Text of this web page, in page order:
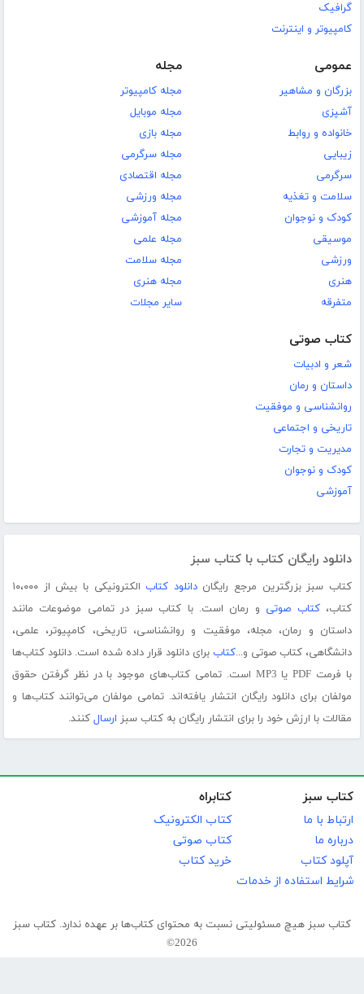
گرافیک
کامپیوتر و اینترنت
عمومی
بزرگان و مشاهیر
آشپزی
خانواده و روابط
زیبایی
سرگرمی
سلامت و تغذیه
کودک و نوجوان
موسیقی
ورزشی
هنری
متفرقه
مجله
مجله کامپیوتر
مجله موبایل
مجله بازی
مجله سرگرمی
مجله اقتصادی
مجله ورزشی
مجله آموزشی
مجله علمی
مجله سلامت
مجله هنری
سایر مجلات
کتاب صوتی
شعر و ادبیات
داستان و رمان
روانشناسی و موفقیت
تاریخی و اجتماعی
مدیریت و تجارت
کودک و نوجوان
آموزشی
دانلود رایگان کتاب با کتاب سبز
کتاب سبز بزرگترین مرجع رایگاندانلود کتاب
الکترونیکی با بیش از ۱۰،۰۰۰
کتاب،کتاب صوتی و رمان است. با کتاب سبز در تمامی موضوعات مانند
داستان و رمان، مجله، موفقیت و روانشناسی، تاریخی، کامپیوتر، علمی،
دانشگاهی، کتاب صوتی و...کتاب برای دانلود قرار داده شده است. دانلود کتاب‌ها
با فرمت PDF یا MP3 است. تمامی کتاب‌های موجود با در نظر گرفتن حقوق
مولفان برای دانلود رایگان انتشار یافته‌اند. تمامی مولفان می‌توانند کتاب‌ها و
مقالات با ارزش خود را برای انتشار رایگان به کتاب سبز ارسال کنند.
کتاب سبز
ارتباط با ما
درباره ما
آپلود کتاب
شرایط استفاده از خدمات
کتابراه
کتاب الکترونیک
کتاب صوتی
خرید کتاب
کتاب سبز هیچ مسئولیتی نسبت به محتوای کتاب‌ها بر عهده ندارد. کتاب سبز
2026©